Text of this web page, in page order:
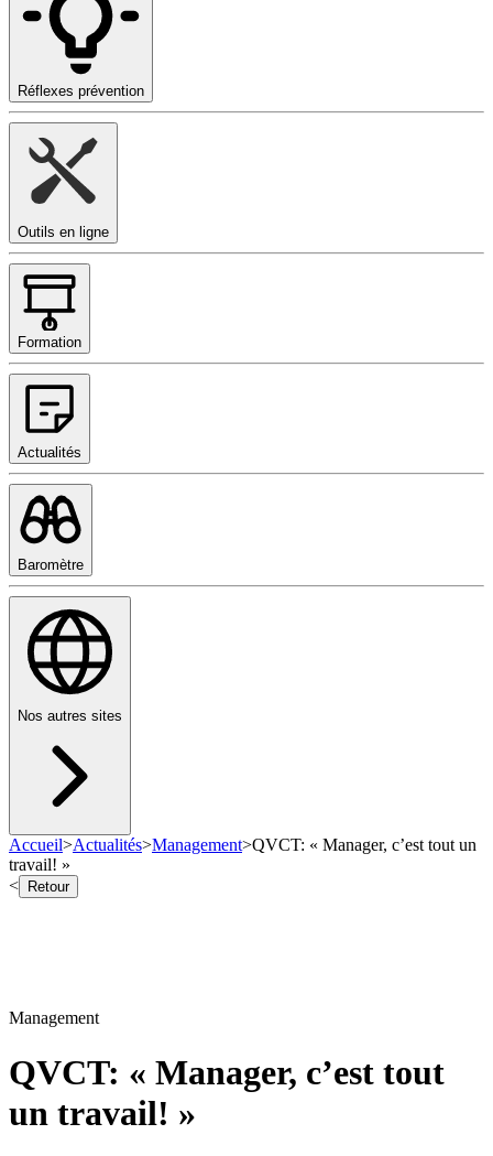
Réflexes prévention
Outils en ligne
Formation
Actualités
Baromètre
Nos autres sites
Accueil>Actualités>Management>QVCT: « Manager, c’est tout un
travail! »
<
Retour
Management
QVCT: « Manager, c’est tout
un travail! »